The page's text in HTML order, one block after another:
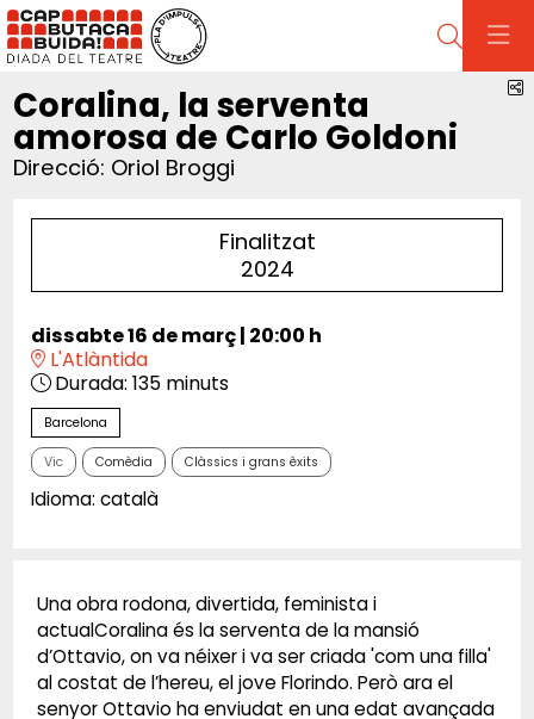
Cerca
Coralina, la serventa
amorosa de Carlo Goldoni
Direcció: Oriol Broggi
Finalitzat
2024
dissabte 16 de març| 20:00 h
L'Atlàntida
Durada: 135 minuts
Barcelona
Vic Comèdia Clàssics i grans èxits
Idioma: català
Una obra rodona, divertida, feminista i
actualCoralina és la serventa de la mansió
d’Ottavio, on va néixer i va ser criada 'com una filla'
al costat de l’hereu, el jove Florindo. Però ara el
senyor Ottavio ha enviudat en una edat avançada